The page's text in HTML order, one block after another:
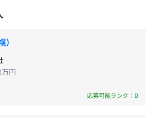
転勤の可能性あり
地20-1
事項
1階に喫煙スペース有）
）
8～19日付与※入社日により変
与）
ア経験が必然的に自身のエ
値を押し上げる構図ができ
AIとの共存ができる上流工程
イヤーの100％子会社だか
発やそれを使った新しいシ
いものを生み出す仕事も多
しかできない仕事がシーズ・ラ
円
応募可能ランク：D